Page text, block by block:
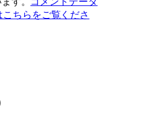
ちらをご覧くださ